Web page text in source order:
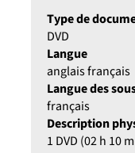
Type de
DVD
Langue
anglais français
Langue des
français
Description
1 DVD (02 h 10